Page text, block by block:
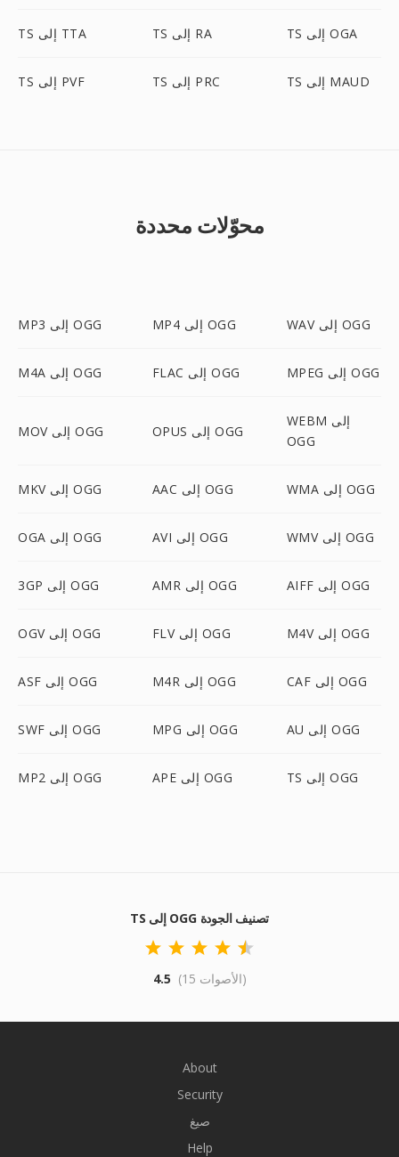
TS إلى TTA TS إلى RA TS إلى OGA
TS إلى PVF TS إلى PRC TS إلى MAUD
محوّلات محددة
MP3 إلى OGG MP4 إلى OGG WAV إلى OGG
M4A إلى OGG FLAC إلى OGG MPEG إلى OGG
MOV إلى OGG OPUS إلى OGG
WEBM إلى
OGG
MKV إلى OGG AAC إلى OGG WMA إلى OGG
OGA إلى OGG AVI إلى OGG WMV إلى OGG
3GP إلى OGG AMR إلى OGG AIFF إلى OGG
OGV إلى OGG FLV إلى OGG M4V إلى OGG
ASF إلى OGG M4R إلى OGG CAF إلى OGG
SWF إلى OGG MPG إلى OGG AU إلى OGG
MP2 إلى OGG APE إلى OGG TS إلى OGG
TS إلى OGG تصنيف الجودة
4.5 (15 الأصوات)
About
Security
صيغ
Help